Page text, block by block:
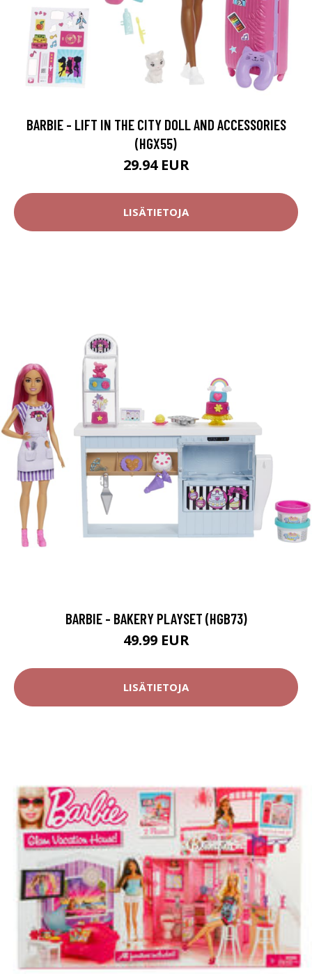
BARBIE - LIFT IN THE CITY DOLL AND ACCESSORIES
(HGX55)
29.94 EUR
LISÄTIETOJA
BARBIE - BAKERY PLAYSET (HGB73)
49.99 EUR
LISÄTIETOJA